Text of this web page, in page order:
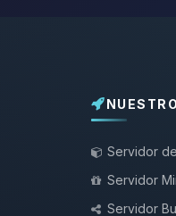
Servidor
Servidor
Servidor